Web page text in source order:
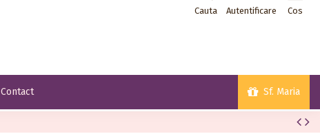
Cauta Autentificare Cos
Contact Sf. Maria